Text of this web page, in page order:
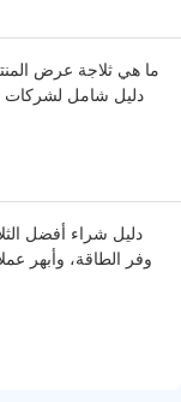
ما هي ثلاجة عرض
دليل شامل لشركات
وفر الطاقة، وأبهر